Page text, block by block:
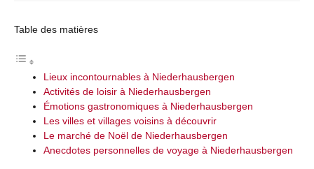
Table des matières
Lieux incontournables à Niederhausbergen
Activités de loisir à Niederhausbergen
Émotions gastronomiques à Niederhausbergen
Les villes et villages voisins à découvrir
Le marché de Noël de Niederhausbergen
Anecdotes personnelles de voyage à Niederhausbergen